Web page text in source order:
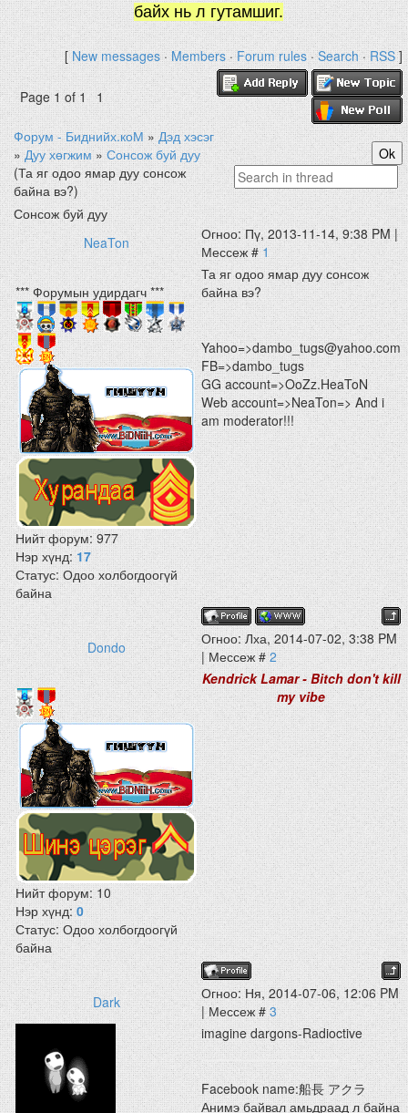
байх нь л гутамшиг.
[New messages·Members·Forum rules·Search·RSS]
Page1of1 1
Форум - Биднийх.коМ » Дэд хэсэг
» Дуу хөгжим » Сонсож буй дуу
(Та яг одоо ямар дуу сонсож
байна вэ?)
Сонсож буй дуу
NeaTon
Огноо: Пү, 2013-11-14, 9:38 PM |
Мессеж #1
*** Форумын удирдагч ***
Нийт форум:977
Нэр хүнд:17
Статус:Одоо холбогдоогүй
байна
Та яг одоо ямар дуу сонсож
байна вэ?
Yahoo=>dambo_tugs@yahoo.com
FB=>dambo_tugs
GG account=>OoZz.HeaToN
Web account=>NeaTon=> And i
am moderator!!!
Dondo
Огноо: Лха, 2014-07-02, 3:38 PM
| Мессеж #2
Нийт форум:10
Нэр хүнд:0
Статус:Одоо холбогдоогүй
байна
Kendrick Lamar - Bitch don't kill
my vibe
Dark
Огноо: Ня, 2014-07-06, 12:06 PM
| Мессеж #3
imagine dargons-Radioctive
Facebook name:船長 アクラ
Анимэ байвал амьдраад л байна